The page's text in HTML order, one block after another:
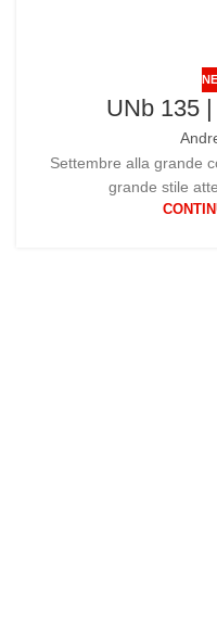
UNb 135
Settembre alla grande
grande stile